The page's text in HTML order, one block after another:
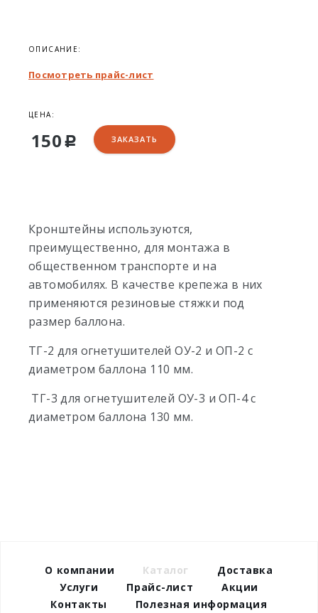
ОПИСАНИЕ:
Посмотреть прайс-лист
ЦЕНА:
150 Р ЗАКАЗАТЬ
Кронштейны используются,
преимущественно, для монтажа в
общественном транспорте и на
автомобилях. В качестве крепежа в них
применяются резиновые стяжки под
размер баллона.
ТГ-2 для огнетушителей ОУ-2 и ОП-2 с
диаметром баллона 110 мм.
ТГ-3 для огнетушителей ОУ-3 и ОП-4 с
диаметром баллона 130 мм.
О компании Каталог
Доставка
Услуги
Прайс-лист
Акции
Контакты
Полезная информация